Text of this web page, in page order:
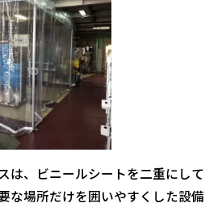
は、ビニールシートを二重にして
な場所だけを囲いやすくした設備